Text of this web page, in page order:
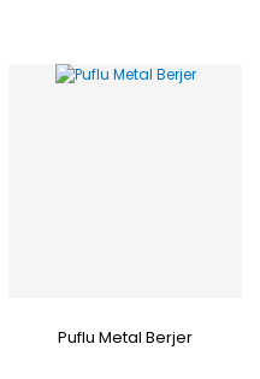
Puflu Metal Berjer